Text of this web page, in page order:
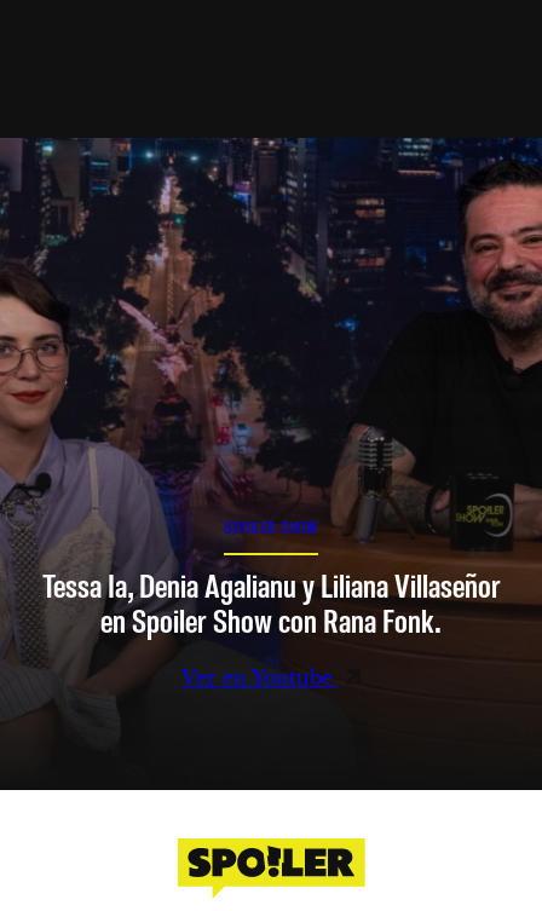
SPOILER SHOW
Tessa Ia, Denia Agalianu y Liliana Villaseñor
en Spoiler Show con Rana Fonk.
Ver en Youtube